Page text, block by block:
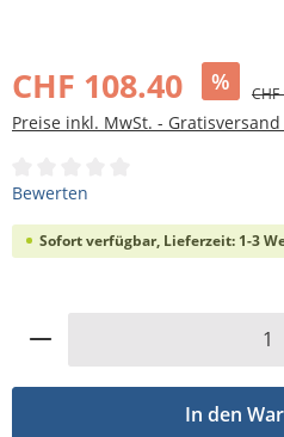
CHF 108.40 %
Preise inkl. MwSt. - Gratisversand
Durchschnittliche Bewertung von
Bewerten
Sofort verfügbar, Lieferzeit: 1-3
Produkt Anzahl: Gib
In den